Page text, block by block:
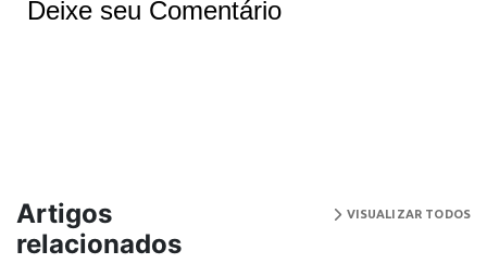
Deixe seu Comentário
Artigos
relacionados
VISUALIZAR TODOS